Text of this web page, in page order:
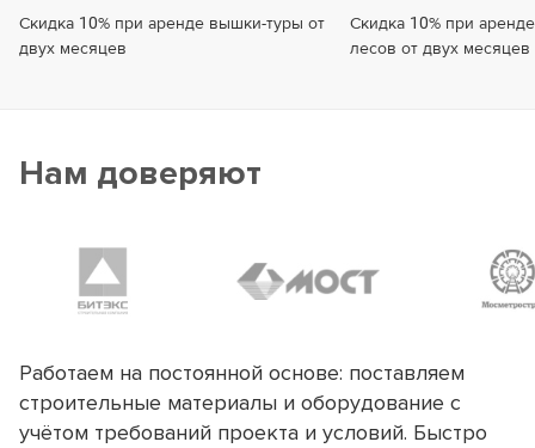
Скидка 10% при аренде вышки-туры от
двух месяцев
Скидка 10% при
лесов от двух месяцев
Нам доверяют
Работаем на постоянной основе: поставляем
строительные материалы и оборудование с
учётом требований проекта и условий. Быстро